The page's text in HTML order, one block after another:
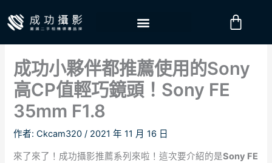
至
購
成功小夥伴都推薦使用的Sony
高CP值輕巧鏡頭！Sony FE
35mm F1.8
作者:Ckcam320/ 2021 年 11 月 16 日
來了來了！成功攝影推薦系列來啦！這次要介紹的是Sony FE